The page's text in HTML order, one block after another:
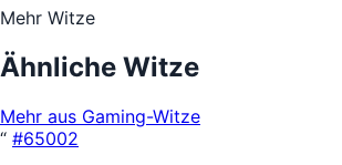
Mehr Witze
Ähnliche Witze
Mehr aus Gaming-Witze
“ #65002